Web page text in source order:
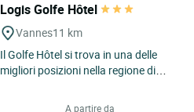
Logis Golfe Hôtel
Vannes11 km
Il Golfe Hôtel si trova in una delle
migliori posizioni nella regione di
stazione marittima...
A partire da